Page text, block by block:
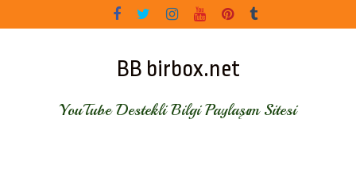
to
BB birbox.net
YouTube Destekli Bilgi Paylaşım Sitesi